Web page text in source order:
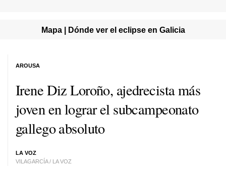
Mapa | Dónde ver el eclipse en Galicia
Irene Diz Loroño, ajedrecista más
joven en lograr el subcampeonato
gallego absoluto
LA VOZ
VILAGARCÍA / LA VOZ
AROUSA